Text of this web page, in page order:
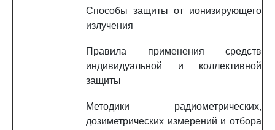
Способы защиты от ионизирующего
излучения
Правила применения средств
индивидуальной и коллективной
защиты
Методики радиометрических,
дозиметрических измерений и отбора